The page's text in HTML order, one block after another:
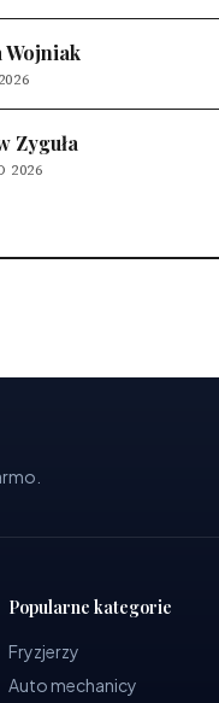
Wojniak
Zyguła
2026
Popularne kategorie
Fryzjerzy
Auto mechanicy